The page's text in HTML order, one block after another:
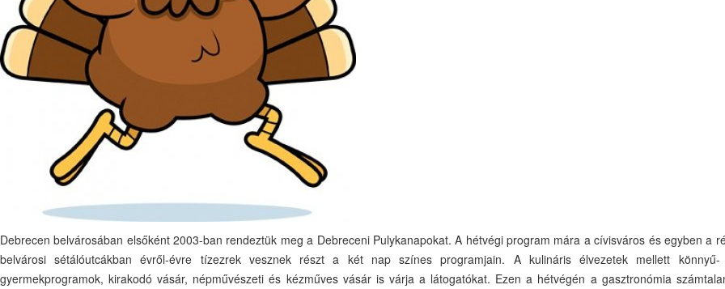
Debrecen belvárosában elsőként 2003-ban rendeztük meg a Debreceni Pulykanapokat. A hétvégi program mára a cívisváros és egyben a
belvárosi sétálóutcákban évről-évre tízezrek vesznek részt a két nap színes programjain. A kulináris élvezetek mellett
gyermekprogramok, kirakodó vásár, népművészeti és kézműves vásár is várja a látogatókat. Ezen a hétvégén a gasztronómia